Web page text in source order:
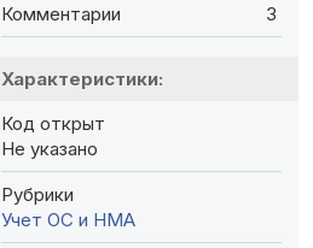
Комментарии 3
Характеристики:
Код открыт
Не указано
Рубрики
Учет ОС и НМА